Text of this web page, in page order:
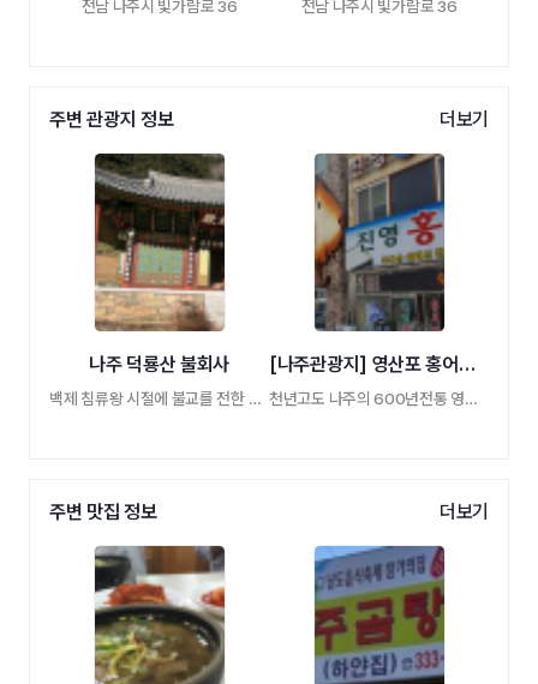
전남 나주시 빛가람로 36
전남 나주시 빛가람로 36
주변 관광지 정보 더보기
나주 덕룡산 불회사
백제 침류왕 시절에 불교를 전한 인도의 마라 …
[나주관광지] 영산포 홍어의거리
천년고도 나주의 600년전통 영산포 홍어시장 …
주변 맛집 정보 더보기